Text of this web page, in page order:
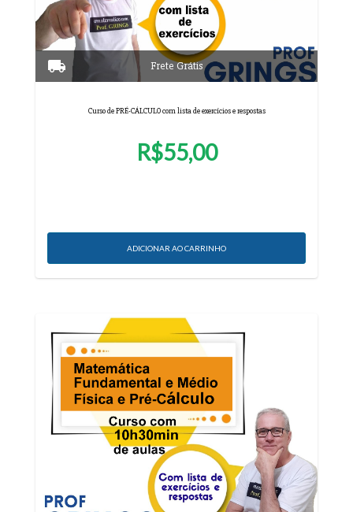
Curso de PRÉ-CÁLCULO com lista de exercícios e respostas
R$55,00